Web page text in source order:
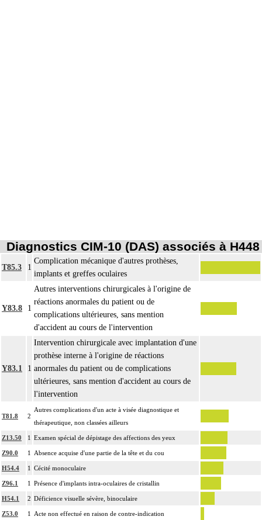
Diagnostics CIM-10 (DAS) associés à H448
T85.3 1
Complication mécanique d'autres prothèses,
implants et greffes oculaires
Y83.8 1
Autres interventions chirurgicales à l'origine de
réactions anormales du patient ou de
complications ultérieures, sans mention
d'accident au cours de l'intervention
Y83.1 1
Intervention chirurgicale avec implantation d'une
prothèse interne à l'origine de réactions
anormales du patient ou de complications
ultérieures, sans mention d'accident au cours de
l'intervention
T81.8 2
Autres complications d'un acte à visée diagnostique et
thérapeutique, non classées ailleurs
Z13.50 1 Examen spécial de dépistage des affections des yeux
Z90.0 1 Absence acquise d'une partie de la tête et du cou
H54.4 1 Cécité monoculaire
Z96.1 1 Présence d'implants intra-oculaires de cristallin
H54.1 2 Déficience visuelle sévère, binoculaire
Z53.0 1 Acte non effectué en raison de contre-indication